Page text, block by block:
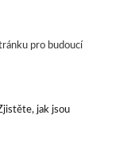
pro budoucí
jak jsou